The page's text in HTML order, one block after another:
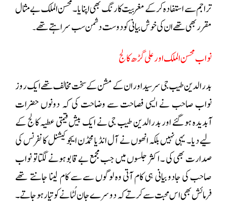
تراجم سے استفادہ کرکے مغربیت کا رنگ بھی اپنایا ۔محسن الملک بے مثال
مقرر بھی تھے ان کی خوش بیانی کو دوست دشمن سب سراہتے تھے۔
نواب محسن الملک اور علی گڑھ کالج
بدرالدین طیب جی سر سید اور ان کے مشن کے سخت مخالف تھے ایک روز
نواب صاحب نے ایسی فصاحت سے وضاحت کی کہ دونوں حضرات
آبدیدہ ہو گئے اور بدرالدین طیب جی نے ایک بیش قیمتی عطیہ کالج کے
لیے دیا ۔ یہی نہیں بلکہ انھوں نے آل انڈیا محمڈن ایجوکیشنل کانفرنس کی
صدارت بھی کی ۔ اکثر جلسوں میں جب مجمع بےقابو ہونے لگتا تو نواب
صاحب کی جادو بیانی ہی کام آتی وہ لوگوں سے سے کام لینا جانتے تھے
فرمائش بھی اس محبت سے کرتے کہ دوسرے جان لُٹانے کو تیار ہو جاتے ۔